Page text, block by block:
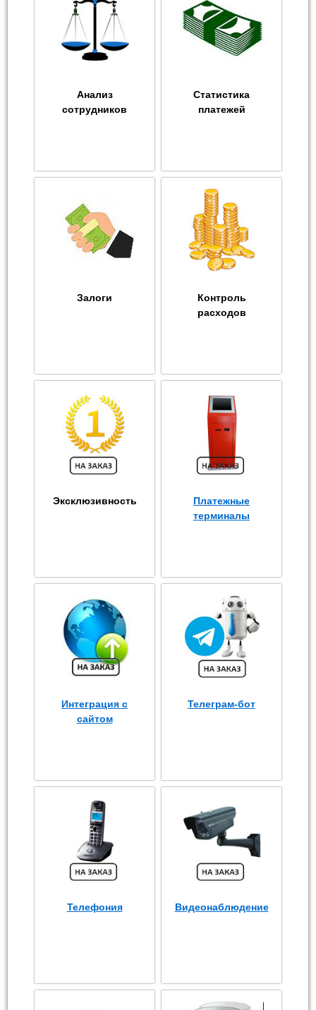
Анализ
сотрудников
Статистика
платежей
Залоги
Контроль
расходов
Эксклюзивность
Платежные
терминалы
Интеграция с
сайтом
Телеграм-бот
Телефония Видеонаблюдение